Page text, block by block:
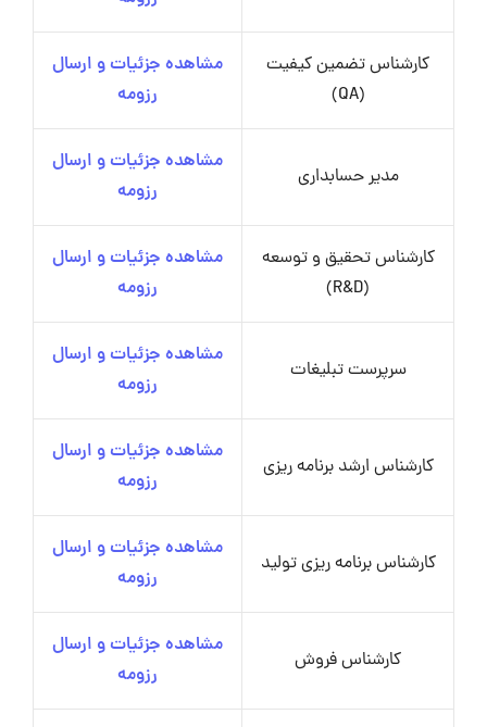
کارشناس تضمین کیفیت
(QA)
مشاهده جزئیات و ارسال
رزومه
مدیر حسابداری
مشاهده جزئیات و ارسال
رزومه
کارشناس تحقیق و توسعه
(R&D)
مشاهده جزئیات و ارسال
رزومه
سرپرست تبلیغات
مشاهده جزئیات و ارسال
رزومه
کارشناس ارشد برنامه ریزی
مشاهده جزئیات و ارسال
رزومه
کارشناس برنامه ریزی تولید
مشاهده جزئیات و ارسال
رزومه
کارشناس فروش
مشاهده جزئیات و ارسال
رزومه